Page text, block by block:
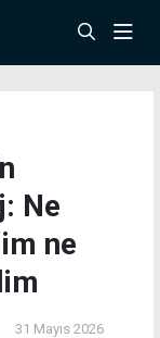
Ne
ne
31 Mayıs 2026